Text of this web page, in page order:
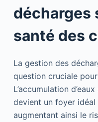
décharges
santé des
La gestion des
question cruciale
L’accumulation
devient un foyer
augmentant ainsi le